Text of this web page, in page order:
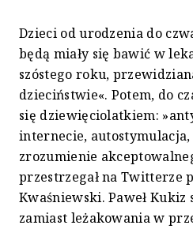
Dzieci od urodzenia do
będą miały się bawić w
szóstego roku,
dzieciństwie«. Potem, do
się dziewięciolatkiem:
internecie,
zrozumienie
przestrzegał na Twitterze
Kwaśniewski. Paweł Kukiz
zamiast leżakowania w